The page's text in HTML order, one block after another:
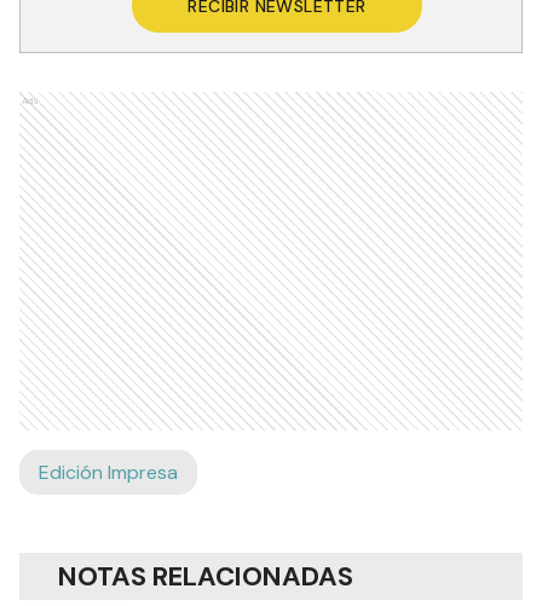
RECIBIR NEWSLETTER
Ads
Edición Impresa
NOTAS RELACIONADAS